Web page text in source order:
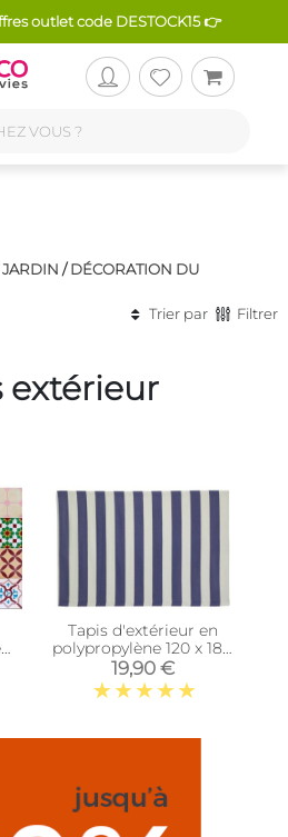
outlet code DESTOCK15 👉
/DÉCORATION DU
Trier par
Filtrer
extérieur
Tapis d'extérieur en
polypropylène 120 x 180
cm (Rayures - Bleu)
19,90 €